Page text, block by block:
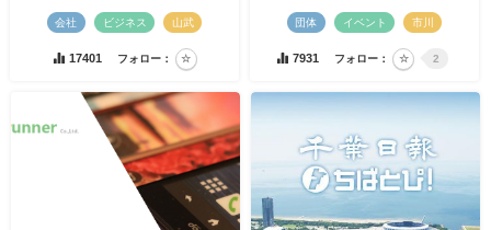
会社 ビジネス 山武
17401 フォロー：
団体 イベント 市川
7931 フォロー： 2